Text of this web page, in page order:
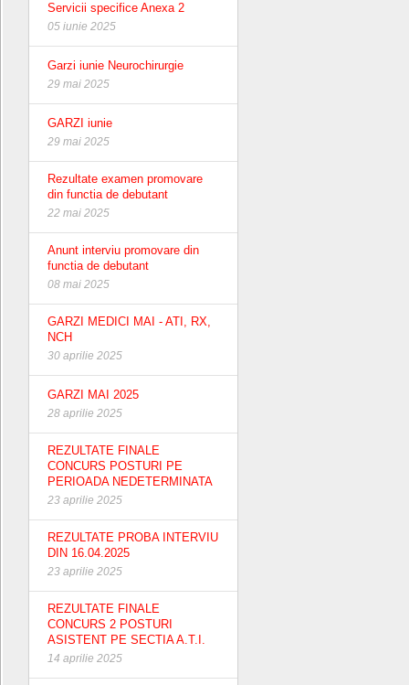
Servicii specifice Anexa 2
05 iunie 2025
Garzi iunie Neurochirurgie
29 mai 2025
GARZI iunie
29 mai 2025
Rezultate examen promovare
din functia de debutant
22 mai 2025
Anunt interviu promovare din
functia de debutant
08 mai 2025
GARZI MEDICI MAI - ATI, RX,
NCH
30 aprilie 2025
GARZI MAI 2025
28 aprilie 2025
REZULTATE FINALE
CONCURS POSTURI PE
PERIOADA NEDETERMINATA
23 aprilie 2025
REZULTATE PROBA INTERVIU
DIN 16.04.2025
23 aprilie 2025
REZULTATE FINALE
CONCURS 2 POSTURI
ASISTENT PE SECTIA A.T.I.
14 aprilie 2025